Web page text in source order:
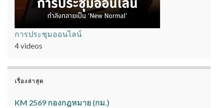
การประชุมออนไลน์
4 videos
เรื่องล่าสุด
KM 2569 กองกฎหมาย (กม.)